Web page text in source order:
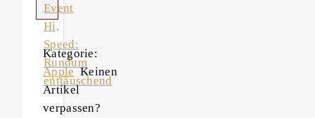
Event
Hi,
Speed:
Rundum
enttäuschend
Kategorie:
AppleKeinen
Artikel
verpassen?